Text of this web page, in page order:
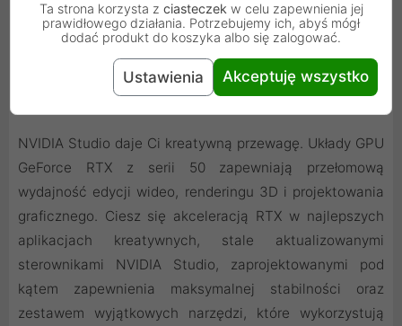
Twoja kreatywna przewaga dzięki AI
NVIDIA Studio daje Ci kreatywną przewagę. Układy GPU
GeForce RTX z serii 50 zapewniają przełomową
wydajność edycji wideo, renderingu 3D i projektowania
graficznego. Ciesz się akceleracją RTX w najlepszych
aplikacjach kreatywnych, stale aktualizowanymi
sterownikami NVIDIA Studio, zaprojektowanymi pod
kątem zapewnienia maksymalnej stabilności oraz
zestawem wyjątkowych narzędzi, które wykorzystują
Ta strona korzysta z ciasteczek w celu zapewnienia jej
prawidłowego działania. Potrzebujemy ich, abyś mógł
dodać produkt do koszyka albo się zalogować.
Ustawienia Akceptuję wszystko